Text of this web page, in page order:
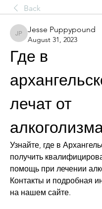
Back
Jesse Puppypound
Jesse Puppypound
August 31, 2023
Где в
лечат от
Узнайте, где в
получить
помощь при лечении
Контакты и подробная
на нашем сайте.